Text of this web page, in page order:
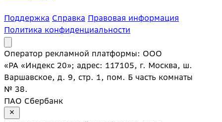
Поддержка Справка Правовая информация
Политика конфиденциальности
Оператор рекламной платформы: ООО
«РА «Индекс 20»; адрес: 117105, г. Москва, ш.
Варшавское, д. 9, стр. 1, пом. Б часть комнаты
№ 38.
ПАО Сбербанк